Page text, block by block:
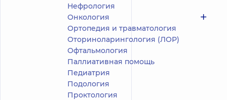
Нефрология
Онкология
Ортопедия и травматология
Оториноларингология (ЛОР)
Офтальмология
Паллиативная помощь
Педиатрия
Подология
Проктология